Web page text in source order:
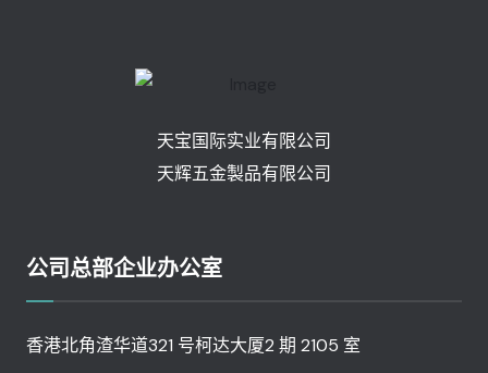
天宝国际实业有限公司
天辉五金製品有限公司
公司总部企业办公室
香港北角渣华道321 号柯达大厦2 期 2105 室